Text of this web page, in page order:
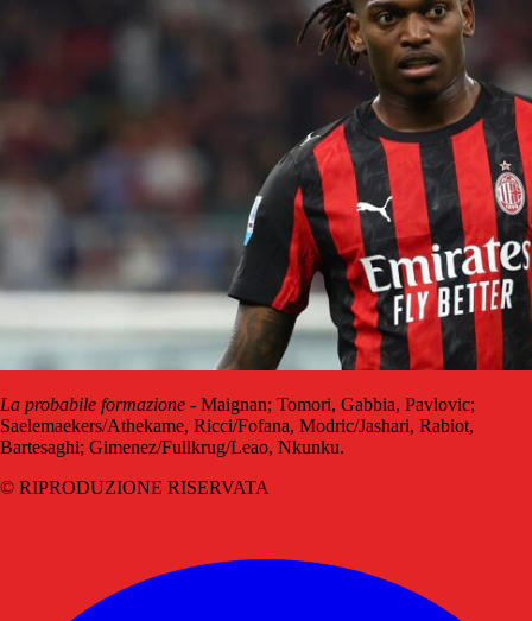
La probabile formazione - Maignan; Tomori, Gabbia, Pavlovic;
Saelemaekers/Athekame, Ricci/Fofana, Modric/Jashari, Rabiot,
Bartesaghi; Gimenez/Fullkrug/Leao, Nkunku.
© RIPRODUZIONE RISERVATA